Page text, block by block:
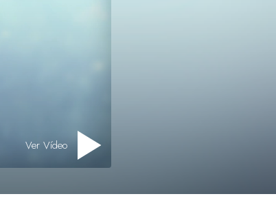
Ver Vídeo